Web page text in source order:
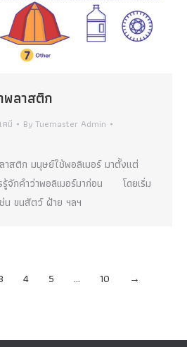
พลาสติก
เคมี ByTuemaster Admin
าสติก มนุษย์ใช้พอลิเมอร์ มาตั้งแต่
รู้จักคำว่าพอลิเมอร์มาก่อน โดยเริ่ม
น ขนสัตว์ ฝ้าย ฯลฯ
4 5 … 10 →